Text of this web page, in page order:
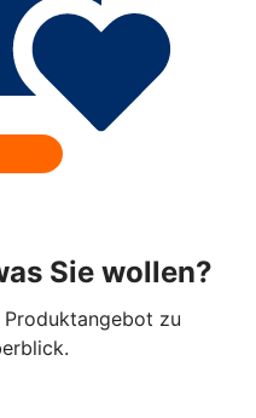
Sie wollen?
zu